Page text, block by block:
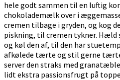
hele godt sammen til en luftig
chokolademælk over i
cremen tilbage i gryden, og kog
piskning, til cremen tykner. Hæld
og køl den af, til den har
afkølede tærte og stil gerne
server den straks med
lidt ekstra passionsfrugt på